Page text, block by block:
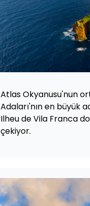
Atlas Okyanusu'nun
Adaları'nın en büyük
Ilheu de Vila Franca
çekiyor.